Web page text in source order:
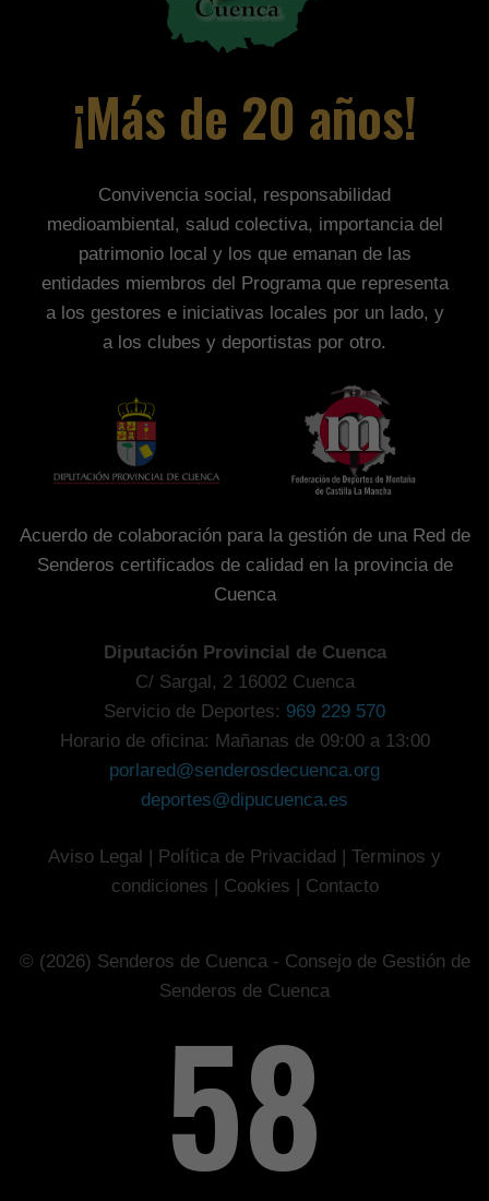
¡Más de 20 años!
Convivencia social, responsabilidad
medioambiental, salud colectiva, importancia del
patrimonio local y los que emanan de las
entidades miembros del Programa que representa
a los gestores e iniciativas locales por un lado, y
a los clubes y deportistas por otro.
Acuerdo de colaboración para la gestión de una Red de
Senderos certificados de calidad en la provincia de
Cuenca
Diputación Provincial de Cuenca
C/ Sargal, 2 16002 Cuenca
Servicio de Deportes: 969 229 570
Horario de oficina: Mañanas de 09:00 a 13:00
porlared@senderosdecuenca.org
deportes@dipucuenca.es
Aviso Legal Política de Privacidad
Terminos y
condiciones
Cookies Contacto
© (2026) Senderos de Cuenca - Consejo de Gestión de
Senderos de Cuenca
75